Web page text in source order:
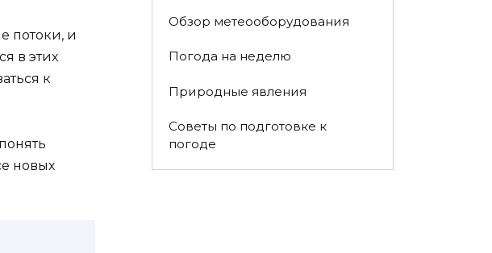
потоки, и
в этих
к
новых
Обзор метеооборудования
Погода на неделю
Природные явления
Советы по подготовке к
погоде